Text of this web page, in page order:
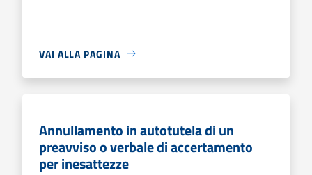
VAI ALLA PAGINA
Annullamento in autotutela di un
preavviso o verbale di accertamento
per inesattezze